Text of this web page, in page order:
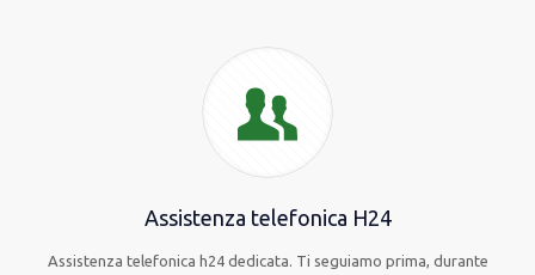
Assistenza telefonica H24
Assistenza telefonica h24 dedicata. Ti seguiamo prima, durante